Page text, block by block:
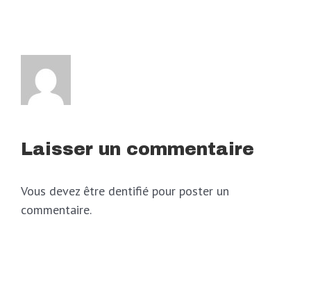
Laisser un commentaire
Vous devez être dentifié pour poster un
commentaire.